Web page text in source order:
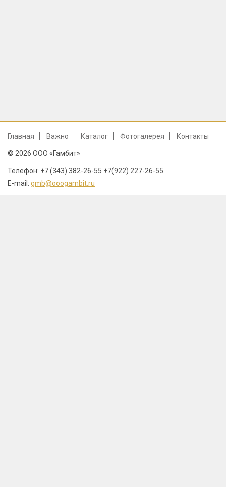
Главная Важно Каталог Фотогалерея Контакты
© 2026 ООО «Гамбит»
Телефон: +7 (343) 382-26-55 +7(922) 227-26-55
E-mail: gmb@ooogambit.ru